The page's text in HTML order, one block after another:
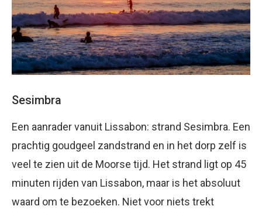
Sesimbra
Een aanrader vanuit Lissabon: strand Sesimbra. Een
prachtig goudgeel zandstrand en in het dorp zelf is
veel te zien uit de Moorse tijd. Het strand ligt op 45
minuten rijden van Lissabon, maar is het absoluut
waard om te bezoeken. Niet voor niets trekt